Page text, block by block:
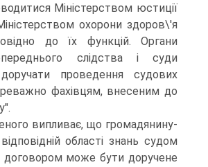
Мiнiстерством юстицiї
охорони здоров\'я
до їх функцiй. Органи
слiдства i суди
проведення судових
фахiвцям, внесеним до
випливає, що громадянину-
області знань судом
договором може бути доручене